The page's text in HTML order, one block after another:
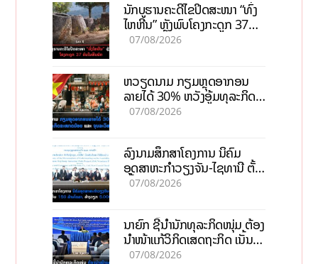
ນັກບູຮານຄະດີໄຂປິດສະໜາ “ທົ່ງ
ໄຫຫີນ” ຫຼັງພົບໂຄງກະດູກ 37
ຄົນໃນຫີນຍັກ
07/08/2026
ຫວຽດນາມ ກຽມຫຼຸດອາກອນ
ລາຍໄດ້ 30% ຫວັງອູ້ມທຸລະກິດ
ຂະໜາດນ້ອຍ ແລະ ຈຸນລະ
07/08/2026
ລົງນາມສຶກສາໂຄງການ ນິຄົມ
ອຸດສາຫະກຳວຽງຈັນ-ໄຊທານີ ຕັ້ງ
ເປົ້າດຶງທຶນ 150 ລ້ານໂດລາ, ສ້າງ
07/08/2026
ນາຍົກ ຊີ້ນຳນັກທຸລະກິດໜຸ່ມ ຕ້ອງ
ນຳໜ້າແກ້ວິກິດເສດຖະກິດ ເນັ້ນດຶງ
ທຶນສາກົນ, ຫັນສູ່ດິຈິຕອນ
07/08/2026